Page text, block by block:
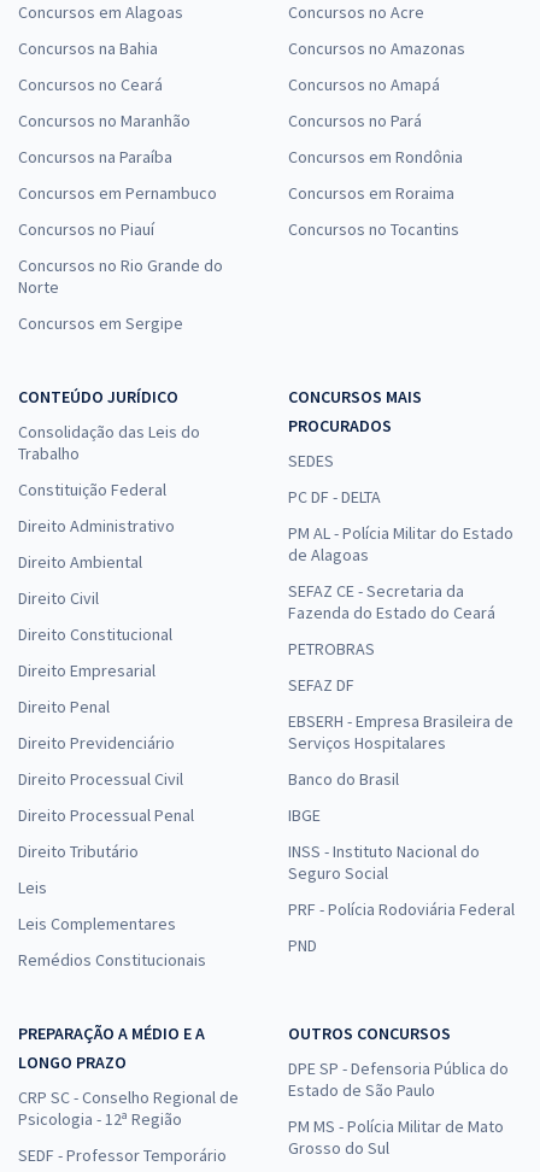
Concursos em Alagoas
Concursos na Bahia
Concursos no Ceará
Concursos no Maranhão
Concursos na Paraíba
Concursos em Pernambuco
Concursos no Piauí
Concursos no Rio Grande do
Norte
Concursos em Sergipe
Concursos no Acre
Concursos no Amazonas
Concursos no Amapá
Concursos no Pará
Concursos em Rondônia
Concursos em Roraima
Concursos no Tocantins
CONTEÚDO JURÍDICO
Consolidação das Leis do
Trabalho
Constituição Federal
Direito Administrativo
Direito Ambiental
Direito Civil
Direito Constitucional
Direito Empresarial
Direito Penal
Direito Previdenciário
Direito Processual Civil
Direito Processual Penal
Direito Tributário
Leis
Leis Complementares
Remédios Constitucionais
CONCURSOS MAIS
PROCURADOS
SEDES
PC DF - DELTA
PM AL - Polícia Militar do Estado
de Alagoas
SEFAZ CE - Secretaria da
Fazenda do Estado do Ceará
PETROBRAS
SEFAZ DF
EBSERH - Empresa Brasileira de
Serviços Hospitalares
Banco do Brasil
IBGE
INSS - Instituto Nacional do
Seguro Social
PRF - Polícia Rodoviária Federal
PND
PREPARAÇÃO A MÉDIO E A
LONGO PRAZO
CRP SC - Conselho Regional de
Psicologia - 12ª Região
SEDF - Professor Temporário
OUTROS CONCURSOS
DPE SP - Defensoria Pública do
Estado de São Paulo
PM MS - Polícia Militar de Mato
Grosso do Sul